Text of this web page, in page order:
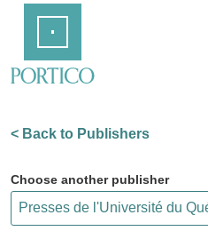
Content
< Back to Publishers
Choose another publisher